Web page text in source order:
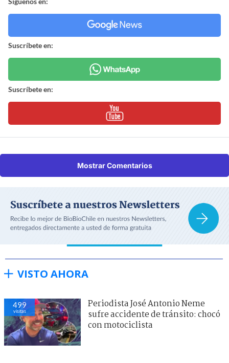
Suscríbete en:
Suscríbete en:
Mostrar Comentarios
VISTO AHORA
499
visitas
Periodista José Antonio Neme
sufre accidente de tránsito: chocó
con motociclista